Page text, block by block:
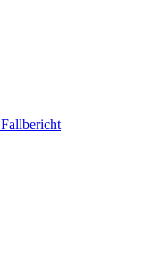
Fallbericht